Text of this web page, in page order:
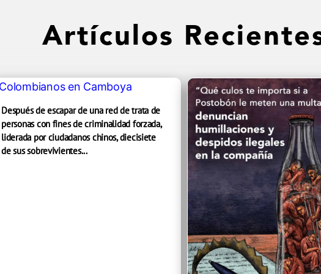
Artículos
Después de escapar de una red de trata de
personas con fines de criminalidad forzada,
liderada por ciudadanos chinos, diecisiete
de sus sobrevivientes...